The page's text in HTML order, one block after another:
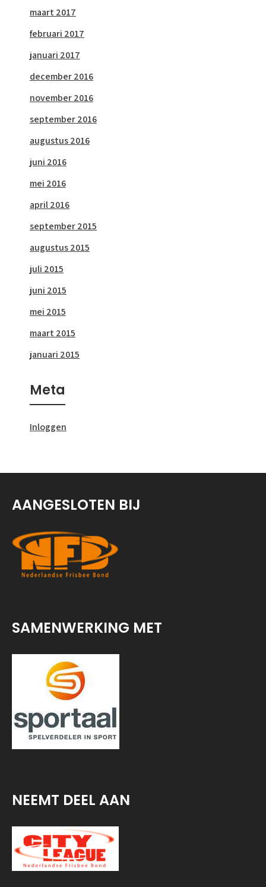
maart 2017
februari 2017
januari 2017
december 2016
november 2016
september 2016
augustus 2016
juni 2016
mei 2016
april 2016
september 2015
augustus 2015
juli 2015
juni 2015
mei 2015
maart 2015
januari 2015
Meta
Inloggen
AANGESLOTEN BIJ
SAMENWERKING MET
NEEMT DEEL AAN